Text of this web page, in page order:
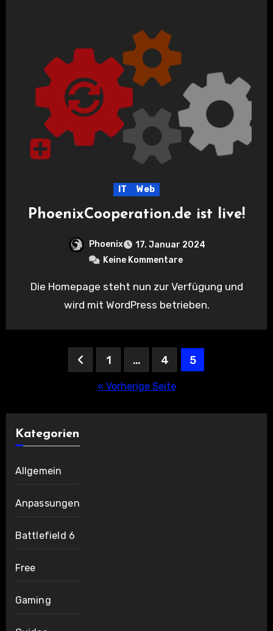
IT Web
PhoenixCooperation.de ist live!
Phoenix
17. Januar 2024
Keine Kommentare
Die Homepage steht nun zur Verfügung und
wird mit WordPress betrieben.
Seitennummerierung
Beiträge
1 … 4 5
« Vorherige Seite
Kategorien
Allgemein
Anpassungen
Battlefield 6
Free
Gaming